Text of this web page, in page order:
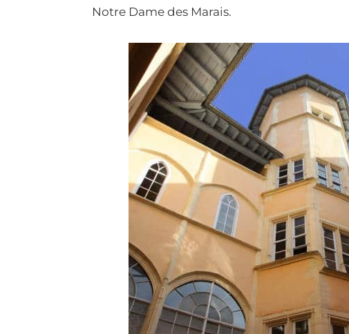
Notre Dame des Marais.